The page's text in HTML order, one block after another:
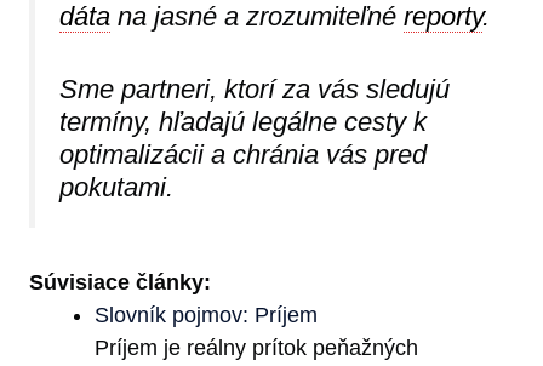
dáta na jasné a zrozumiteľné reporty.
Sme partneri, ktorí za vás sledujú
termíny, hľadajú legálne cesty k
optimalizácii a chránia vás pred
pokutami.
Súvisiace články:
Slovník pojmov: Príjem
Príjem je reálny prítok peňažných